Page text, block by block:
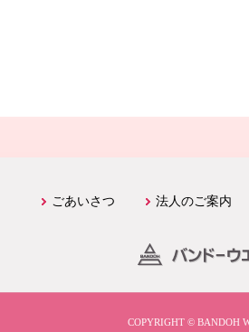
COPYRIGHT © BANDOH